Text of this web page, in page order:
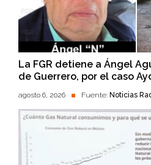
La FGR detiene a Ángel
de Guerrero, por el caso
agosto 6, 2026 Fuente: Noticias